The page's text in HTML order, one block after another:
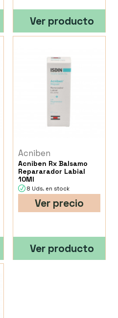
Ver producto
Acniben
Acniben Rx Balsamo
Repararador Labial
10Ml
8 Uds. en stock
Ver precio
Ver producto